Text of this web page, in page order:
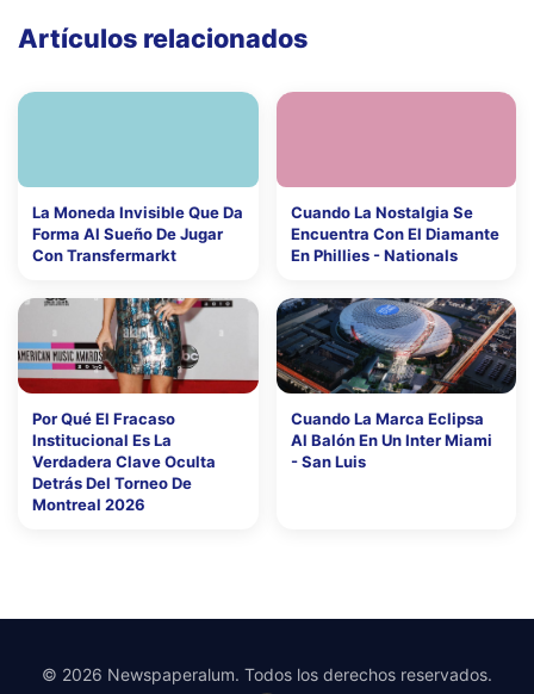
Artículos relacionados
La Moneda Invisible Que Da
Forma Al Sueño De Jugar
Con Transfermarkt
Cuando La Nostalgia Se
Encuentra Con El Diamante
En Phillies - Nationals
Por Qué El Fracaso
Institucional Es La
Verdadera Clave Oculta
Detrás Del Torneo De
Montreal 2026
Cuando La Marca Eclipsa
Al Balón En Un Inter Miami
- San Luis
© 2026 Newspaperalum. Todos los derechos reservados.